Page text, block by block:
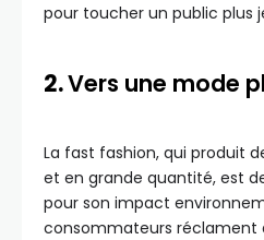
pour toucher un public plus
2.Vers une mode
La fast fashion, qui produit
et en grande quantité, est
pour son impact
consommateurs réclament